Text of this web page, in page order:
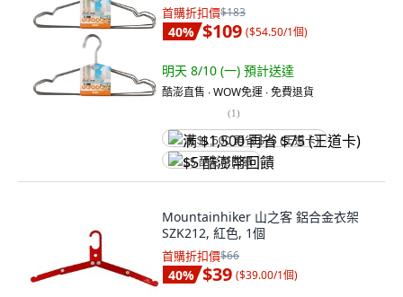
首購折扣價$183
40% $109 ($54.50/1個)
明天 8/10 (一) 預計送達
酷澎直售 ∙ WOW免運 ∙ 免費退貨
(1)
满 $1,500 再省 $75 (王道卡)
$5 酷澎幣回饋
Mountainhiker 山之客 鋁合金衣架
SZK212, 紅色, 1個
首購折扣價$66
40% $39 ($39.00/1個)